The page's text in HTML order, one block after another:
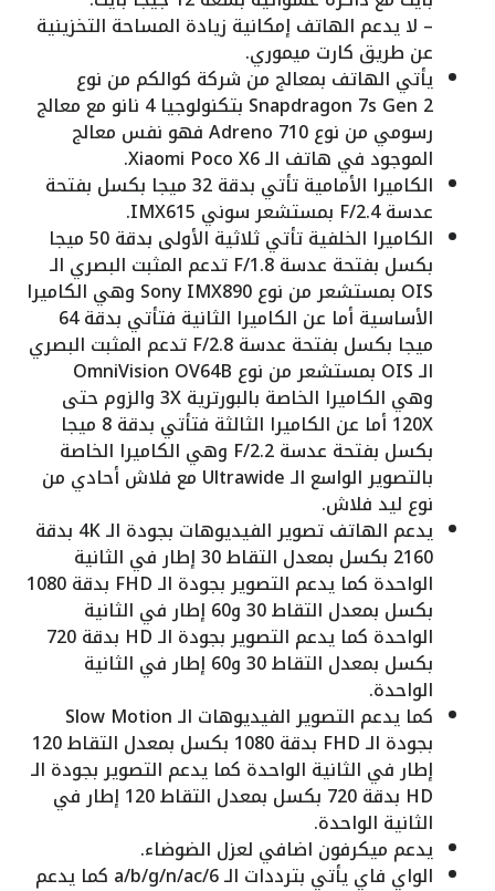
– لا يدعم الهاتف إمكانية زيادة المساحة التخزينية
عن طريق كارت ميموري.
يأتي الهاتف بمعالج من شركة كوالكم من نوع
Snapdragon 7s Gen 2 بتكنولوجيا 4 نانو مع معالج
رسومي من نوع Adreno 710 فهو نفس معالج
الموجود في هاتف الـ Xiaomi Poco X6.
الكاميرا الأمامية تأتي بدقة 32 ميجا بكسل بفتحة
عدسة F/2.4 بمستشعر سوني IMX615.
الكاميرا الخلفية تأتي ثلاثية الأولى بدقة 50 ميجا
بكسل بفتحة عدسة F/1.8 تدعم المثبت البصري الـ
OIS بمستشعر من نوع Sony IMX890 وهي الكاميرا
الأساسية أما عن الكاميرا الثانية فتأتي بدقة 64
ميجا بكسل بفتحة عدسة F/2.8 تدعم المثبت البصري
الـ OIS بمستشعر من نوع OmniVision OV64B
وهي الكاميرا الخاصة بالبورترية 3X والزوم حتى
120X أما عن الكاميرا الثالثة فتأتي بدقة 8 ميجا
بكسل بفتحة عدسة F/2.2 وهي الكاميرا الخاصة
بالتصوير الواسع الـ Ultrawide مع فلاش أحادي من
نوع ليد فلاش.
يدعم الهاتف تصوير الفيديوهات بجودة الـ 4K بدقة
2160 بكسل بمعدل التقاط 30 إطار في الثانية
الواحدة كما يدعم التصوير بجودة الـ FHD بدقة 1080
بكسل بمعدل التقاط 30 و60 إطار في الثانية
الواحدة كما يدعم التصوير بجودة الـ HD بدقة 720
بكسل بمعدل التقاط 30 و60 إطار في الثانية
الواحدة.
كما يدعم التصوير الفيديوهات الـ Slow Motion
بجودة الـ FHD بدقة 1080 بكسل بمعدل التقاط 120
إطار في الثانية الواحدة كما يدعم التصوير بجودة الـ
HD بدقة 720 بكسل بمعدل التقاط 120 إطار في
الثانية الواحدة.
يدعم ميكرفون اضافي لعزل الضوضاء.
الواي فاي يأتي بترددات الـ a/b/g/n/ac/6 كما يدعم